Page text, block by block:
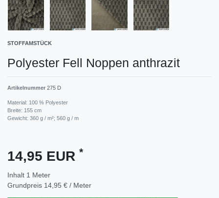
STOFFAMSTÜCK
Polyester Fell Noppen anthrazit
Artikelnummer 275 D
Material: 100 % Polyester
Breite: 155 cm
Gewicht: 360 g / m²; 560 g / m
14,95 EUR *
Inhalt 1 Meter
Grundpreis 14,95 € / Meter